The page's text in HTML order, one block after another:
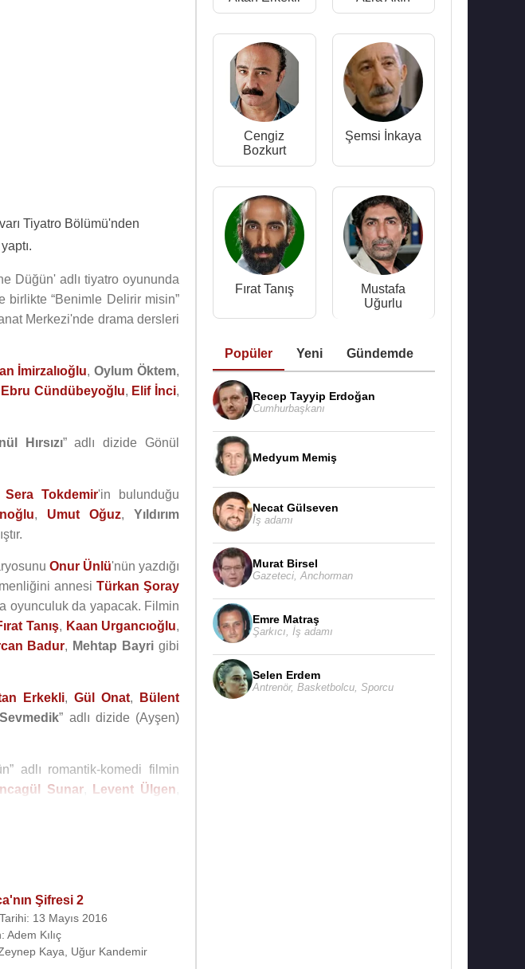
Tiyatro Bölümü'nden
Düğün' adlı tiyatro oyununda
birlikte “Benimle Delirir misin”
Merkezi'nde drama dersleri
İmirzalıoğlu,Oylum Öktem,
Ebru Cündübeyoğlu, Elif İnci,
Hırsızı” adlı dizide Gönül
Sera Tokdemir'in bulunduğu
, Umut Oğuz,Yıldırım
Onur Ünlü'nün yazdığı
annesiTürkan Şoray
oyunculuk da yapacak. Filmin
Tanış, Kaan Urgancıoğlu,
Badur, Mehtap Bayri gibi
Erkekli,Gül Onat,
Bülent
” adlı dizide (Ayşen)
adlı romantik-komedi filmin
Sunar, Levent Ülgen
Şifresi 2
13 Mayıs 2016
Adem Kılıç
Kaya
Uğur Kandemir
Cengiz
Bozkurt
Şemsi İnkaya
Fırat Tanış
Mustafa
Uğurlu
Popüler Yeni Gündemde
Recep Tayyip Erdoğan
Cumhurbaşkanı
Medyum Memiş
Necat Gülseven
İş adamı
Murat Birsel
Gazeteci Anchorman
Emre Matraş
Şarkıcı İş adamı
Selen Erdem
Antrenör, Basketbolcu Sporcu